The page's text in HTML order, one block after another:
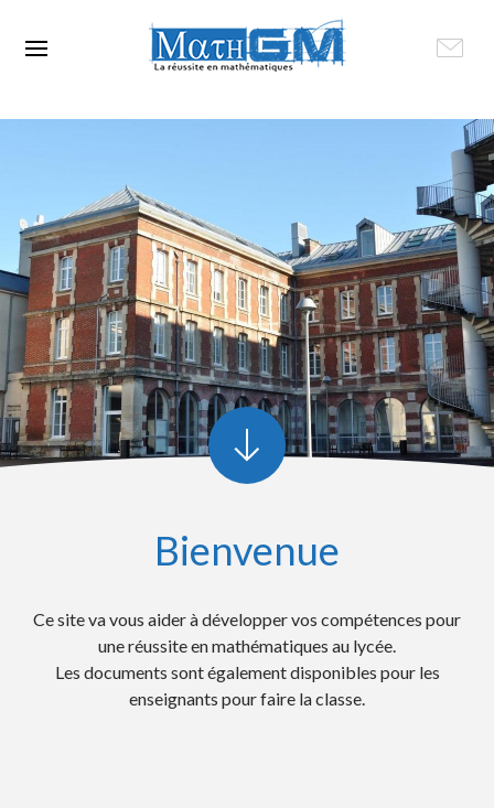
Bienvenue
Ce site va vous aider à développer vos compétences pour
une réussite en mathématiques au lycée.
Les documents sont également disponibles pour les
enseignants pour faire la classe.
Des activités mentales chronométrées pour
travailler les automatismes et la rapidité;
Les QCM et automatismes des E3C numérisés pour
préparer les examens;